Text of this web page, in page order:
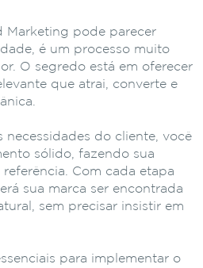
Marketing pode parecer
é um processo muito
O segredo está em oferecer
que atrai, converte e
necessidades do cliente, você
sólido, fazendo sua
Com cada etapa
sua marca ser encontrada
sem precisar insistir em
para implementar o